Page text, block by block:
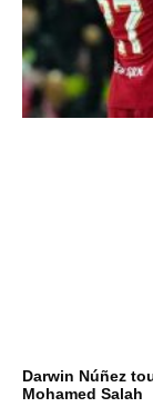
Darwin Núñez
Mohamed Salah